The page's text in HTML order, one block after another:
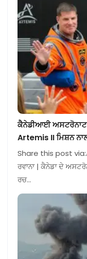
ਕੈਨੇਡੀਆਈ ਅਸਟਰੋਨਾਟ
Artemis II ਮਿਸ਼ਨ
Share this post
ਰਵਾਨਾ | ਕੈਨੇਡਾ ਦੇ
ਰਚ…